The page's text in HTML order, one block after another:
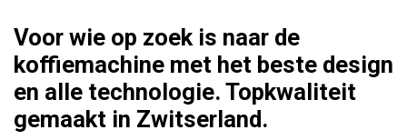
Voor wie op zoek is naar de
koffiemachine met het beste design
en alle technologie. Topkwaliteit
gemaakt in Zwitserland.